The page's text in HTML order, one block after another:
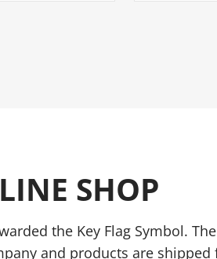
SHOP
the Key Flag Symbol.
and products are shipped